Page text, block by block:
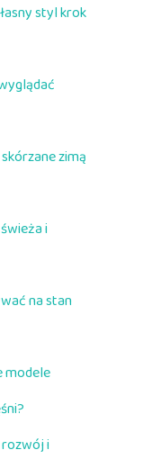
styl krok
zimą
i
na stan
modele
rozwój i